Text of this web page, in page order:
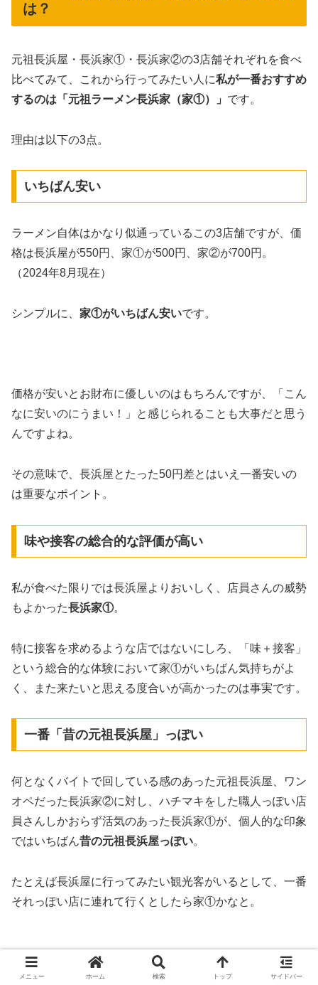
は？
元祖長浜屋・長浜家①・長浜家②の3店舗それぞれを食べ
比べてみて、これから行ってみたい人に私が一番おすすめ
するのは「元祖ラーメン長浜家（家①）」 です。
理由は以下の3点。
いちばん安い
ラーメン自体はかなり似通っているこの3店舗ですが、価
格は長浜屋が550円、家①が500円、家②が700円。
（2024年8月現在）
シンプルに、 家①がいちばん安いです。
価格が安いとお財布に優しいのはもちろんですが、「こん
なに安いのにうまい！」と感じられることも大事だと思う
んですよね。
その意味で、長浜屋とたった50円差とはいえ一番安いの
は重要なポイント。
味や接客の総合的な評価が高い
私が食べた限りでは長浜屋よりおいしく、店員さんの威勢
もよかった長浜家①。
特に接客を求めるような店ではないにしろ、「味＋接客」
という総合的な体験において家①がいちばん気持ちがよ
く、また来たいと思える度合いが高かったのは事実です。
一番「昔の元祖長浜屋」っぽい
何となくバイトで回している感のあった元祖長浜屋、ワン
オペだった長浜家②に対し、ハチマキをした職人っぽい店
員さんしかおらず活気のあった長浜家①が、個人的な印象
ではいちばん昔の元祖長浜屋っぽい。
たとえば長浜屋に行ってみたい観光客がいるとして、一番
それっぽい店に連れて行くとしたら家①かなと。
※店員さんの印象に関しては、たまたまそういう時間帯だ
メニュー ホーム 検索 トップ サイドバー